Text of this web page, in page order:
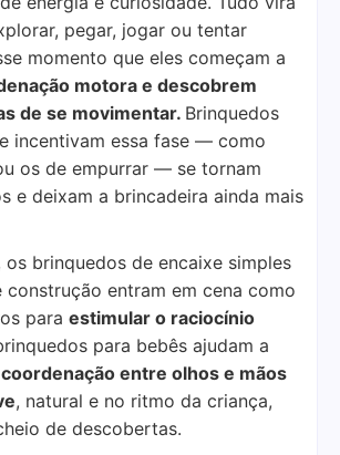
pegar, jogar ou tentar
momento que eles começam a
motora e descobrem
de se movimentar. Brinquedos
incentivam essa fase — como
os de empurrar — se tornam
e deixam a brincadeira ainda mais
os brinquedos de encaixe simples
entram em cena como
para estimular o raciocínio
para bebês ajudam a
coordenação entre olhos e mãos
, natural e no ritmo da criança,
de descobertas.